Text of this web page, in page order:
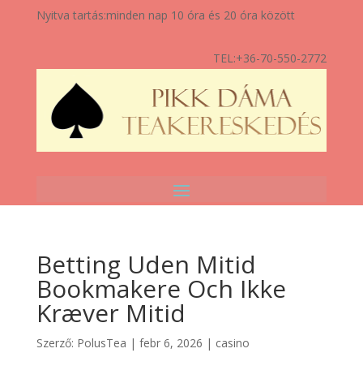
Nyitva tartás:minden nap 10 óra és 20 óra között
TEL:+36-70-550-2772
Betting Uden Mitid
Bookmakere Och Ikke
Kræver Mitid
Szerző: PolusTea | febr 6, 2026 | casino